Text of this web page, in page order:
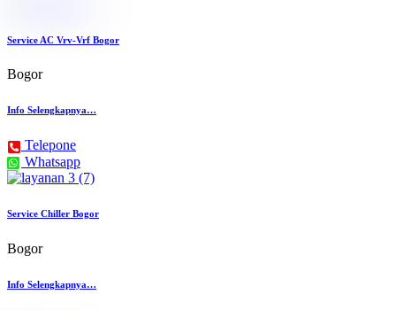
Service AC Vrv-Vrf Bogor
Bogor
Info Selengkapnya…
Telepone
Whatsapp
Service Chiller Bogor
Bogor
Info Selengkapnya…